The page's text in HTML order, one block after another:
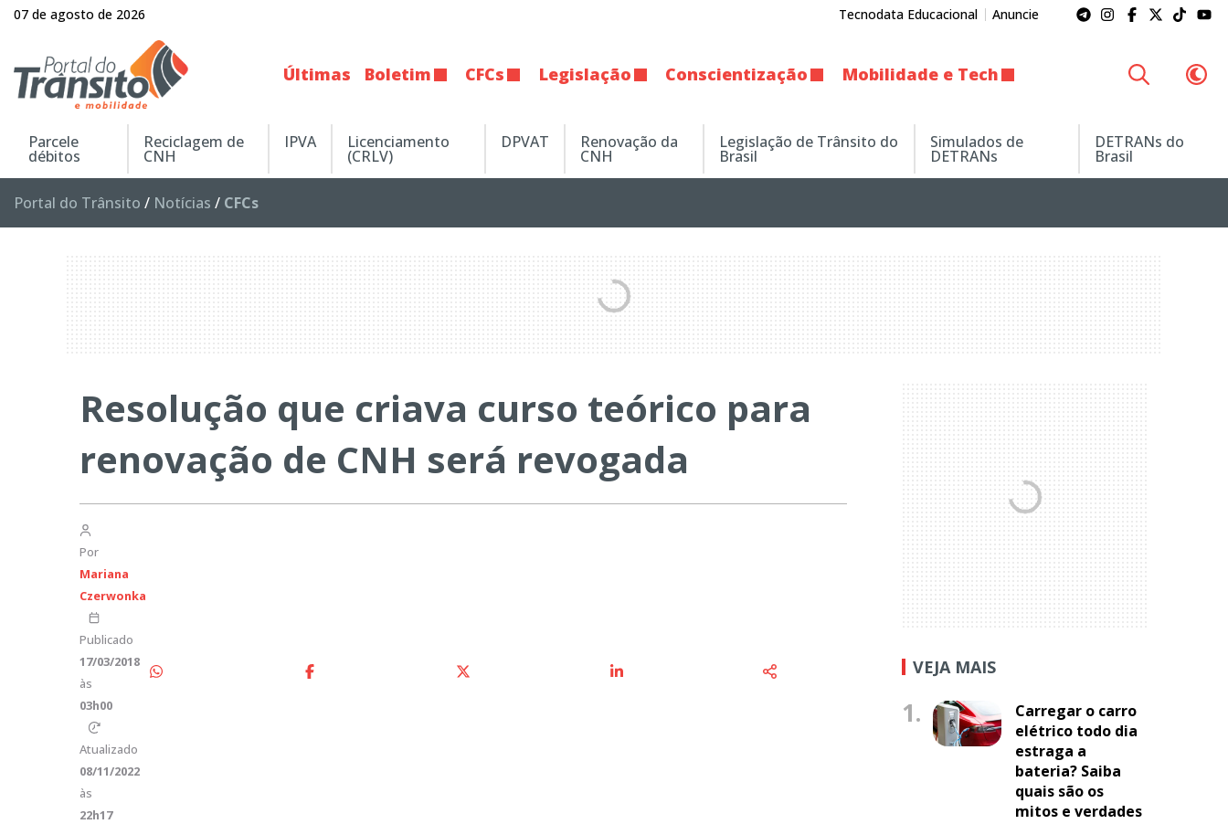
07 de agosto de 2026 Tecnodata Educacional Anuncie
Últimas Boletim CFCs Legislação Conscientização Mobilidade e Tech
Parcele
débitos
Reciclagem de
CNH
IPVA Licenciamento
(CRLV)
DPVAT Renovação da
CNH
Legislação de Trânsito do
Brasil
Simulados de
DETRANs
DETRANs do
Brasil
Portal do Trânsito / Notícias / CFCs
Resolução que criava curso teórico para
renovação de CNH será revogada
Por
Mariana
Czerwonka
Publicado
17/03/2018
às
03h00
Atualizado
08/11/2022
às
22h17
VEJA MAIS
1.
Carregar o carro
elétrico todo dia
estraga a
bateria? Saiba
quais são os
mitos e verdades